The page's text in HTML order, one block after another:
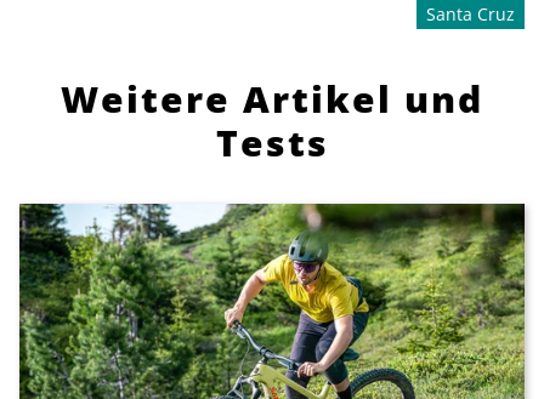
Santa Cruz
Weitere Artikel und
Tests